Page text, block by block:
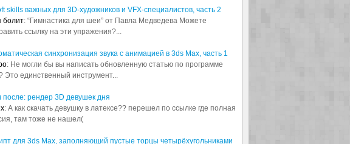
skills важных для 3D-художников и VFX-специалистов, часть 2
болит: “Гимнастика для шеи” от Павла Медведева Можете
ссылку на эти упражения?...
синхронизация звука с анимацией в 3ds Max, часть 1
: Не могли бы вы написать обновленную статью по программе
Это единственный инструмент...
после: рендер 3D девушек дня
: А как скачать девушку в латексе?? перешел по ссылке где полная
там тоже не нашел(
для 3ds Max, заполняющий пустые торцы четырёхугольниками